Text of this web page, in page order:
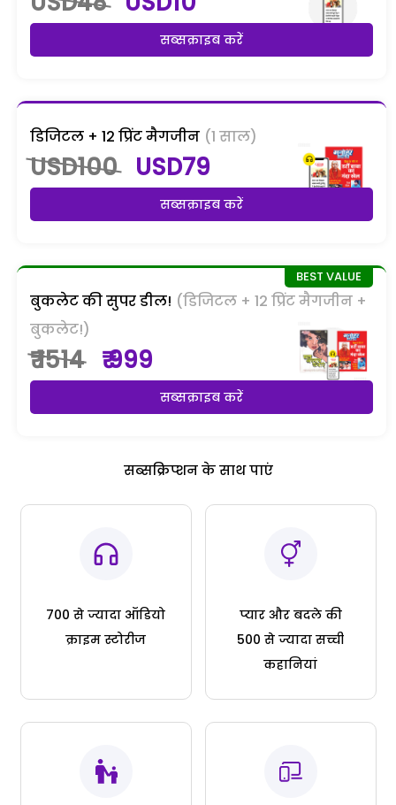
सब्सक्राइब करें
डिजिटल + 12 प्रिंट मैगजीन (1 साल)
USD100 USD79
सब्सक्राइब करें
बुकलेट की सुपर डील! (डिजिटल + 12 प्रिंट मैगजीन +
बुकलेट!)
₹ 1514 ₹ 999
सब्सक्राइब करें
सब्सक्रिप्शन के साथ पाएं
700 से ज्यादा ऑडियो
क्राइम स्टोरीज
प्यार और बदले की
500 से ज्यादा सच्ची
कहानियां